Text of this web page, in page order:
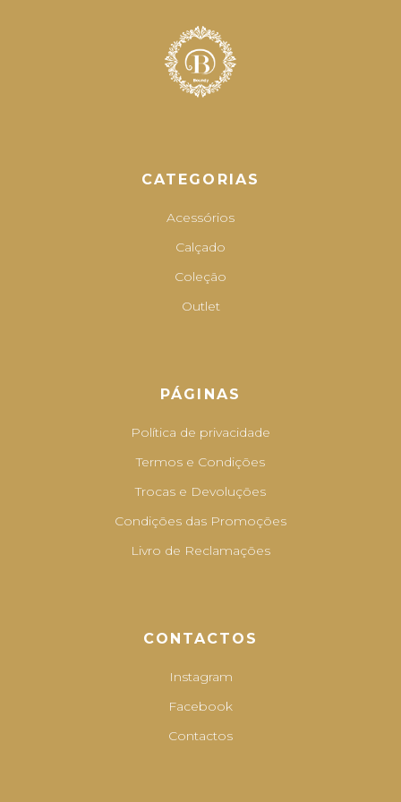
CATEGORIAS
Acessórios
Calçado
Coleção
Outlet
PÁGINAS
Política de privacidade
Termos e Condições
Trocas e Devoluções
Condições das Promoções
Livro de Reclamações
CONTACTOS
Instagram
Facebook
Contactos